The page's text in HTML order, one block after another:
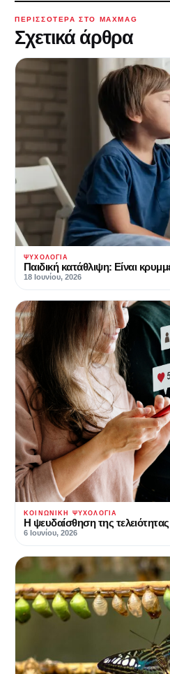
ΠΕΡΙΣΣΌΤΕΡΑ ΣΤΟ MAXMAG
Σχετικά άρθρα
ΨΥΧΟΛΟΓΊΑ
Παιδική κατάθλιψη: Είναι
18 Ιουνίου, 2026
ΚΟΙΝΩΝΙΚΉ ΨΥΧΟΛΟΓΊΑ
Η ψευδαίσθηση της
6 Ιουνίου, 2026